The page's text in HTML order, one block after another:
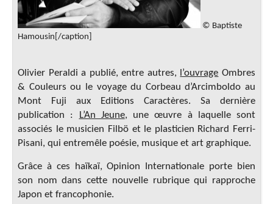
© Baptiste
Hamousin[/caption]
Olivier Peraldi a publié, entre autres, l’ouvrage Ombres
& Couleurs ou le voyage du Corbeau d’Arcimboldo au
Mont Fuji aux Editions Caractères. Sa dernière
publication :
L’An Jeune, une œuvre à laquelle sont
associés le musicien Filbö et le plasticien Richard Ferri-
Pisani, qui entremêle poésie, musique et art graphique.
Grâce à ces haïkaï, Opinion Internationale porte bien
son nom dans cette nouvelle rubrique qui rapproche
Japon et francophonie.